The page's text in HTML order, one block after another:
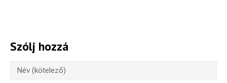
Szólj hozzá